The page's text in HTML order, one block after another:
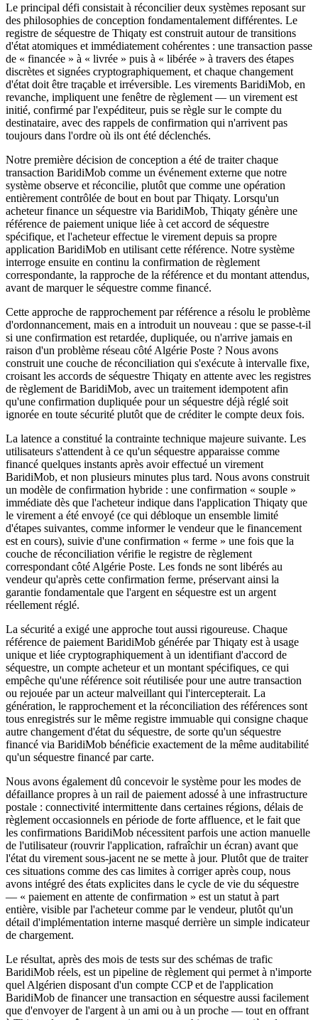
Le principal défi consistait à réconcilier deux systèmes reposant sur
des philosophies de conception fondamentalement différentes. Le
registre de séquestre de Thiqaty est construit autour de transitions
d'état atomiques et immédiatement cohérentes : une transaction passe
de « financée » à « livrée » puis à « libérée » à travers des étapes
discrètes et signées cryptographiquement, et chaque changement
d'état doit être traçable et irréversible. Les virements BaridiMob, en
revanche, impliquent une fenêtre de règlement — un virement est
initié, confirmé par l'expéditeur, puis se règle sur le compte du
destinataire, avec des rappels de confirmation qui n'arrivent pas
toujours dans l'ordre où ils ont été déclenchés.
Notre première décision de conception a été de traiter chaque
transaction BaridiMob comme un événement externe que notre
système observe et réconcilie, plutôt que comme une opération
entièrement contrôlée de bout en bout par Thiqaty. Lorsqu'un
acheteur finance un séquestre via BaridiMob, Thiqaty génère une
référence de paiement unique liée à cet accord de séquestre
spécifique, et l'acheteur effectue le virement depuis sa propre
application BaridiMob en utilisant cette référence. Notre système
interroge ensuite en continu la confirmation de règlement
correspondante, la rapproche de la référence et du montant attendus,
avant de marquer le séquestre comme financé.
Cette approche de rapprochement par référence a résolu le problème
d'ordonnancement, mais en a introduit un nouveau : que se passe-t-il
si une confirmation est retardée, dupliquée, ou n'arrive jamais en
raison d'un problème réseau côté Algérie Poste ? Nous avons
construit une couche de réconciliation qui s'exécute à intervalle fixe,
croisant les accords de séquestre Thiqaty en attente avec les registres
de règlement de BaridiMob, avec un traitement idempotent afin
qu'une confirmation dupliquée pour un séquestre déjà réglé soit
ignorée en toute sécurité plutôt que de créditer le compte deux fois.
La latence a constitué la contrainte technique majeure suivante. Les
utilisateurs s'attendent à ce qu'un séquestre apparaisse comme
financé quelques instants après avoir effectué un virement
BaridiMob, et non plusieurs minutes plus tard. Nous avons construit
un modèle de confirmation hybride : une confirmation « souple »
immédiate dès que l'acheteur indique dans l'application Thiqaty que
le virement a été envoyé (ce qui débloque un ensemble limité
d'étapes suivantes, comme informer le vendeur que le financement
est en cours), suivie d'une confirmation « ferme » une fois que la
couche de réconciliation vérifie le registre de règlement
correspondant côté Algérie Poste. Les fonds ne sont libérés au
vendeur qu'après cette confirmation ferme, préservant ainsi la
garantie fondamentale que l'argent en séquestre est un argent
réellement réglé.
La sécurité a exigé une approche tout aussi rigoureuse. Chaque
référence de paiement BaridiMob générée par Thiqaty est à usage
unique et liée cryptographiquement à un identifiant d'accord de
séquestre, un compte acheteur et un montant spécifiques, ce qui
empêche qu'une référence soit réutilisée pour une autre transaction
ou rejouée par un acteur malveillant qui l'intercepterait. La
génération, le rapprochement et la réconciliation des références sont
tous enregistrés sur le même registre immuable qui consigne chaque
autre changement d'état du séquestre, de sorte qu'un séquestre
financé via BaridiMob bénéficie exactement de la même auditabilité
qu'un séquestre financé par carte.
Nous avons également dû concevoir le système pour les modes de
défaillance propres à un rail de paiement adossé à une infrastructure
postale : connectivité intermittente dans certaines régions, délais de
règlement occasionnels en période de forte affluence, et le fait que
les confirmations BaridiMob nécessitent parfois une action manuelle
de l'utilisateur (rouvrir l'application, rafraîchir un écran) avant que
l'état du virement sous-jacent ne se mette à jour. Plutôt que de traiter
ces situations comme des cas limites à corriger après coup, nous
avons intégré des états explicites dans le cycle de vie du séquestre
— « paiement en attente de confirmation » est un statut à part
entière, visible par l'acheteur comme par le vendeur, plutôt qu'un
détail d'implémentation interne masqué derrière un simple indicateur
de chargement.
Le résultat, après des mois de tests sur des schémas de trafic
BaridiMob réels, est un pipeline de règlement qui permet à n'importe
quel Algérien disposant d'un compte CCP et de l'application
BaridiMob de financer une transaction en séquestre aussi facilement
que d'envoyer de l'argent à un ami ou à un proche — tout en offrant